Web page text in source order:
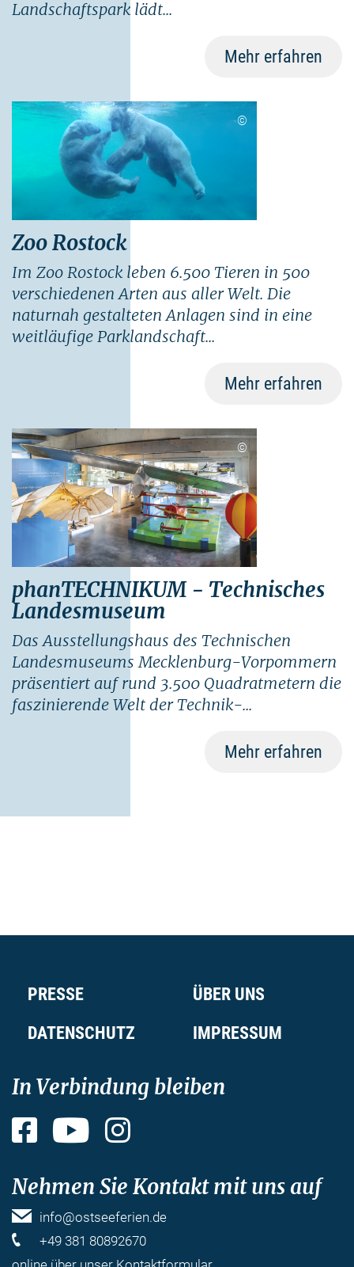
Landschaftspark lädt...
Mehr erfahren
©
Zoo Rostock
Im Zoo Rostock leben 6.500 Tieren in 500
verschiedenen Arten aus aller Welt. Die
naturnah gestalteten Anlagen sind in eine
weitläufige Parklandschaft...
Mehr erfahren
©
phanTECHNIKUM - Technisches
Landesmuseum
Das Ausstellungshaus des Technischen
Landesmuseums Mecklenburg-Vorpommern
präsentiert auf rund 3.500 Quadratmetern die
faszinierende Welt der Technik-...
Mehr erfahren
PRESSE
ÜBER UNS
DATENSCHUTZ
IMPRESSUM
In Verbindung bleiben
Facebook YouTube
Nehmen Sie Kontakt mit uns auf
info@ostseeferien.de
+49 381 80892670